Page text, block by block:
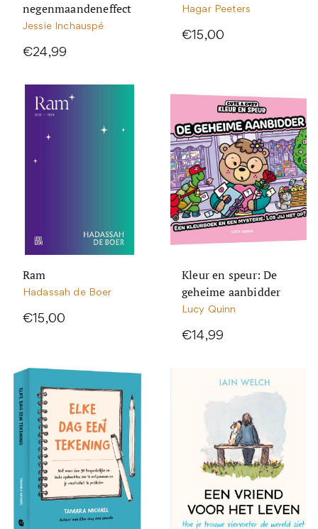
negenmaandeneffect
Jessie Inchauspé
€24,99
Hagar Peeters
€15,00
Ram
Hadassah de Boer
€15,00
Kleur en speur: De
geheime aanbidder
Lucy Quinn
€14,99